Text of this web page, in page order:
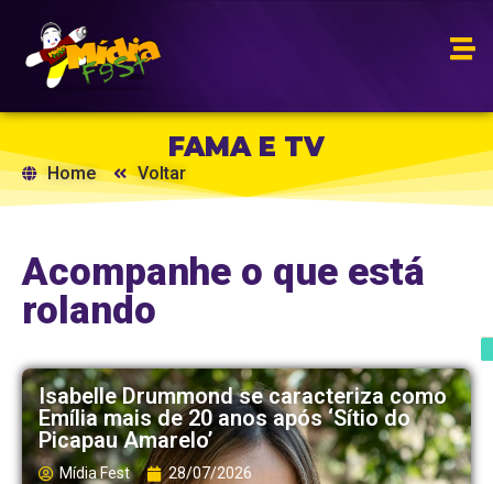
FAMA E TV
Home Voltar
Acompanhe o que está
rolando
Isabelle Drummond se caracteriza como
Emília mais de 20 anos após ‘Sítio do
Picapau Amarelo’
Mídia Fest 28/07/2026